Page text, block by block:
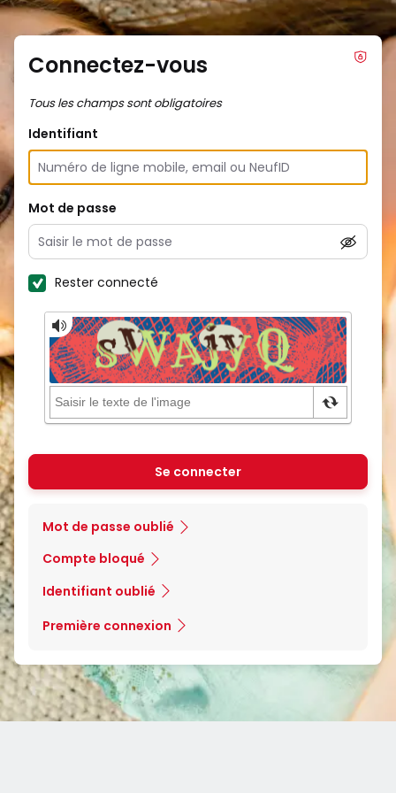
Connectez-vous
Tous les champs sont obligatoires
Identifiant
Mot de passe
Rester connecté
Se connecter
Mot de passe oublié
Compte bloqué
Identifiant oublié
Première connexion